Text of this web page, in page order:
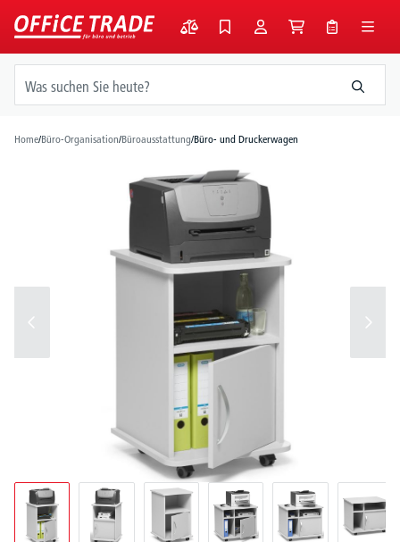
springen
Home/Büro-Organisation/Büroausstattung/Büro- und Druckerwagen